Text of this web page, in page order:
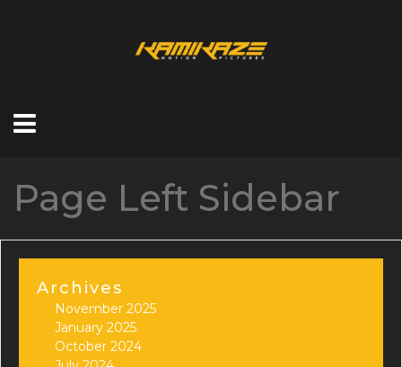
Page Left Sidebar
Archives
November 2025
January 2025
October 2024